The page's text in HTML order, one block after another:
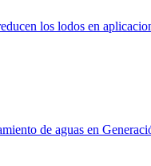
los lodos en
de aguas en